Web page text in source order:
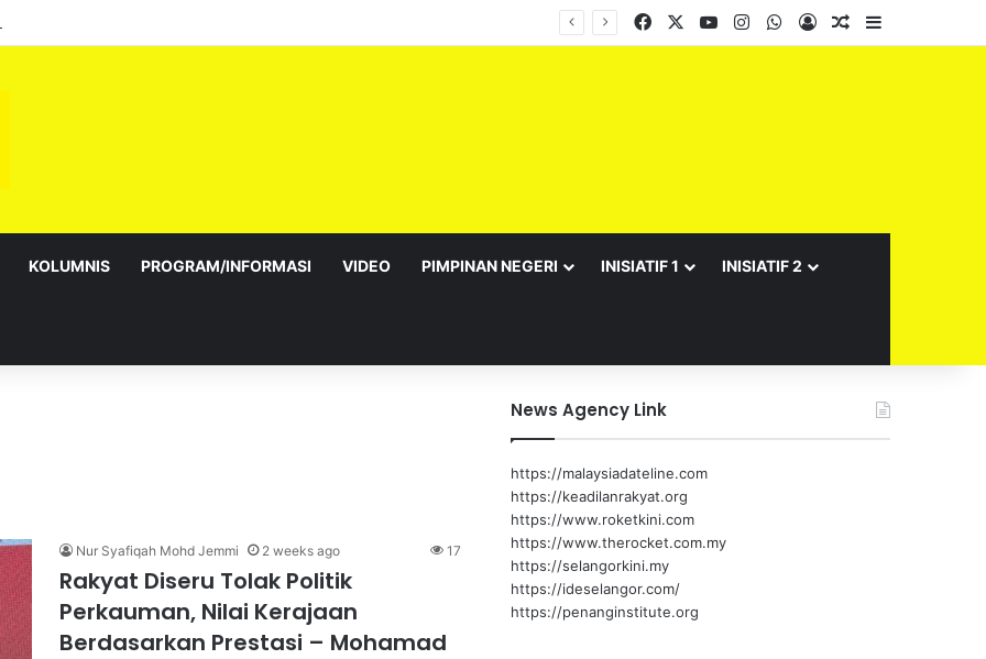
Facebook YouTubeInstagramWhatsApp
Log InRandom Article
KOLUMNIS PROGRAM/INFORMASI VIDEO PIMPINAN NEGERI INISIATIF 1 INISIATIF 2
Nur Syafiqah Mohd Jemmi 2 weeks ago 17
Rakyat Diseru Tolak Politik
Perkauman, Nilai Kerajaan
Berdasarkan Prestasi – Mohamad
News Agency Link
https://malaysiadateline.com
https://keadilanrakyat.org
https://www.roketkini.com
https://www.therocket.com.my
https://selangorkini.my
https://ideselangor.com/
https://penanginstitute.org